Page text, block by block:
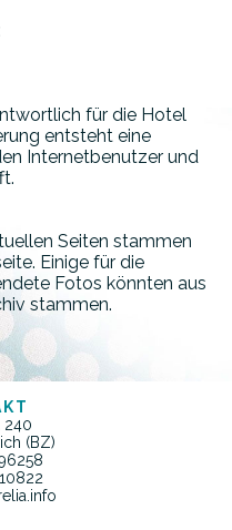
für die Hotel
entsteht eine
Internetbenutzer und
Seiten stammen
Einige für die
Fotos könnten aus
stammen.
240
(BZ)